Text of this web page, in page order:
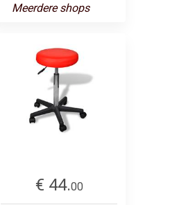
Meerdere shops
€ 44.00